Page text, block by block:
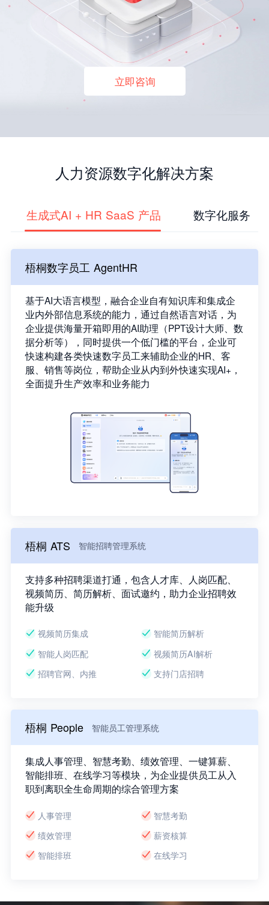
立即咨询
人力资源数字化解决方案
生成式AI + HR SaaS 产品 数字化服务
梧桐数字员工 AgentHR
基于AI大语言模型，融合企业自有知识库和集成企
业内外部信息系统的能力，通过自然语言对话，为
企业提供海量开箱即用的AI助理（PPT设计大师、数
据分析等），同时提供一个低门槛的平台，企业可
快速构建各类快速数字员工来辅助企业的HR、客
服、销售等岗位，帮助企业从内到外快速实现AI+，
全面提升生产效率和业务能力
梧桐 ATS 智能招聘管理系统
支持多种招聘渠道打通，包含人才库、人岗匹配、
视频简历、简历解析、面试邀约，助力企业招聘效
能升级
视频简历集成
智能简历解析
智能人岗匹配
视频简历AI解析
招聘官网、内推
支持门店招聘
梧桐 People 智能员工管理系统
集成人事管理、智慧考勤、绩效管理、一键算薪、
智能排班、在线学习等模块，为企业提供员工从入
职到离职全生命周期的综合管理方案
人事管理
智慧考勤
绩效管理
薪资核算
智能排班
在线学习